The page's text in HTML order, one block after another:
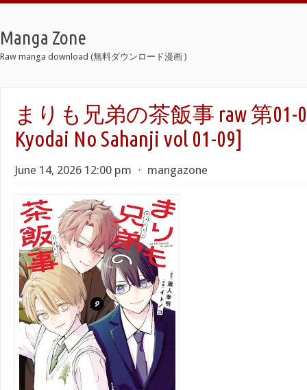
Manga Zone
Raw manga download (無料ダウンロード漫画 )
まりも兄弟の茶飯事 raw 第01-
Kyodai No Sahanji vol 01-09]
June 14, 2026 12:00 pm ⋅ mangazone